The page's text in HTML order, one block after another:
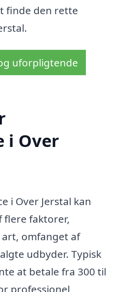
finde den rette
uforpligtende
i Over
i Over Jerstal kan
faktorer,
omfanget af
udbyder. Typisk
at betale fra 300 til
professionel